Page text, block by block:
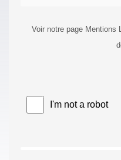
Voir notre page Mentions